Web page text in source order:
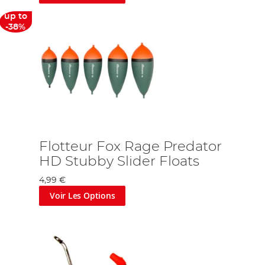
de lignede couler rapidement. C'est essentiel si vous
Il existe de nombreuses options de plombs, comme les
par des poissons avec des dents. Les tubes sont essentiels
gréement en fonction de vos besoins. Un émerillon permet
tout le matériel ensemble, car il ne permet pas autant de
pour les pêcheurs aux doigts maladroits, des élastiques pour les
up to
-38%
Flotteur Fox Rage Predator
HD Stubby Slider Floats
4,99 €
Voir Les Options